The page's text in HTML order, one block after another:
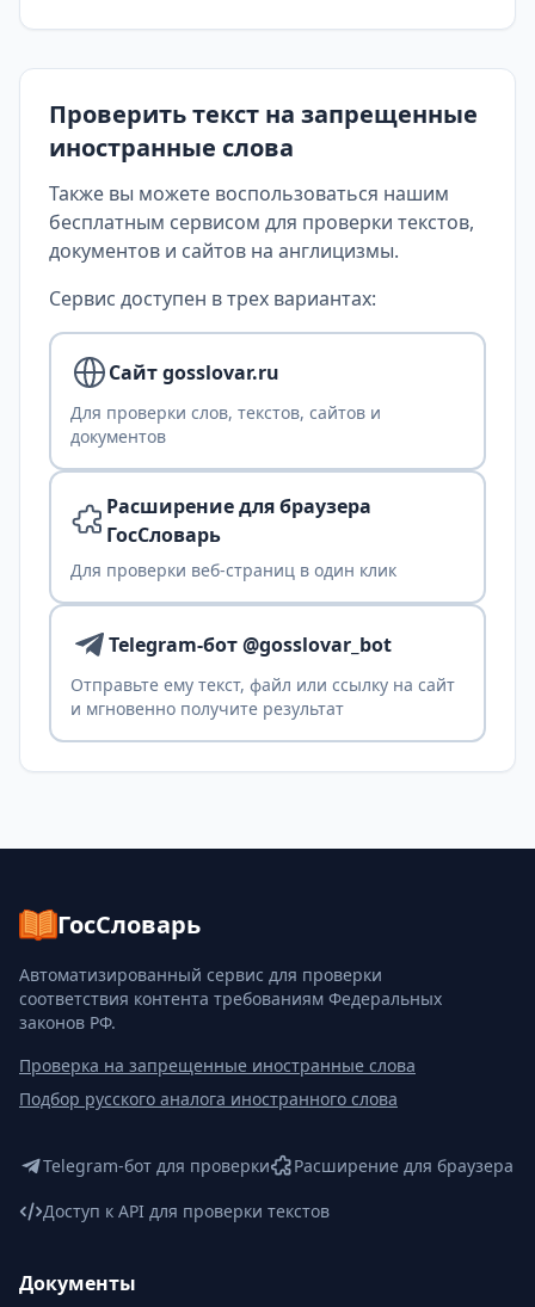
Проверить текст на запрещенные
иностранные слова
Также вы можете воспользоваться нашим
бесплатным сервисом для проверки текстов,
документов и сайтов на англицизмы.
Сервис доступен в трех вариантах:
Сайт gosslovar.ru
Для проверки слов, текстов, сайтов и
документов
Расширение для браузера
ГосСловарь
Для проверки веб-страниц в один клик
Telegram-бот @gosslovar_bot
Отправьте ему текст, файл или ссылку на сайт
и мгновенно получите результат
ГосСловарь
Автоматизированный сервис для проверки
соответствия контента требованиям Федеральных
законов РФ.
Проверка на запрещенные иностранные слова
Подбор русского аналога иностранного слова
Telegram-бот для проверки
Расширение для браузера
Доступ к API для проверки текстов
Документы